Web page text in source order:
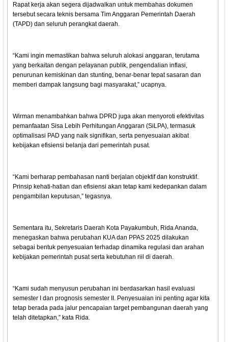
Rapat kerja akan segera dijadwalkan untuk membahas dokumen
tersebut secara teknis bersama Tim Anggaran Pemerintah Daerah
(TAPD) dan seluruh perangkat daerah.
“Kami ingin memastikan bahwa seluruh alokasi anggaran, terutama
yang berkaitan dengan pelayanan publik, pengendalian inflasi,
penurunan kemiskinan dan stunting, benar-benar tepat sasaran dan
memberi dampak langsung bagi masyarakat,” ucapnya.
Wirman menambahkan bahwa DPRD juga akan menyoroti efektivitas
pemanfaatan Sisa Lebih Perhitungan Anggaran (SiLPA), termasuk
optimalisasi PAD yang naik signifikan, serta penyesuaian akibat
kebijakan efisiensi belanja dari pemerintah pusat.
“Kami berharap pembahasan nanti berjalan objektif dan konstruktif.
Prinsip kehati-hatian dan efisiensi akan tetap kami kedepankan dalam
pengambilan keputusan,” tegasnya.
Sementara itu, Sekretaris Daerah Kota Payakumbuh, Rida Ananda,
menegaskan bahwa perubahan KUA dan PPAS 2025 dilakukan
sebagai bentuk penyesuaian terhadap dinamika regulasi dan arahan
kebijakan pemerintah pusat serta kebutuhan riil di daerah.
“Kami sudah menyusun perubahan ini berdasarkan hasil evaluasi
semester I dan prognosis semester II. Penyesuaian ini penting agar kita
tetap berada pada jalur pencapaian target pembangunan daerah yang
telah ditetapkan,” kata Rida.